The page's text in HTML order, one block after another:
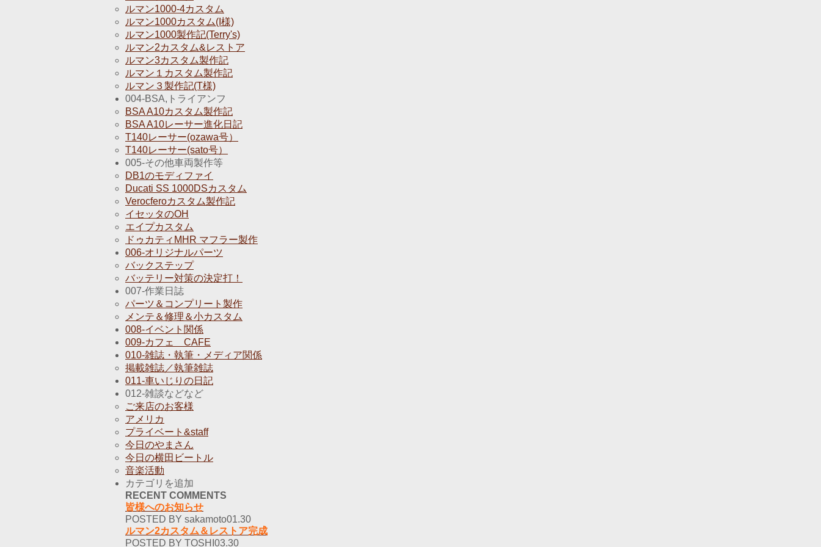
ルマン1000-4カスタム
ルマン1000カスタム(I様)
ルマン1000製作記(Terry's)
ルマン2カスタム&レストア
ルマン3カスタム製作記
ルマン１カスタム製作記
ルマン３製作記(T様)
004-BSA,トライアンフ
BSA A10カスタム製作記
BSA A10レーサー進化日記
T140レーサー(ozawa号）
T140レーサー(sato号）
005-その他車両製作等
DB1のモディファイ
Ducati SS 1000DSカスタム
Verocferoカスタム製作記
イセッタのOH
エイプカスタム
ドゥカティMHR マフラー製作
006-オリジナルパーツ
バックステップ
バッテリー対策の決定打！
007-作業日誌
パーツ＆コンプリート製作
メンテ＆修理＆小カスタム
008-イベント関係
009-カフェ CAFE
010-雑誌・執筆・メディア関係
掲載雑誌／執筆雑誌
011-車いじりの日記
012-雑談などなど
ご来店のお客様
アメリカ
プライベート&staff
今日のやまさん
今日の横田ビートル
音楽活動
カテゴリを追加
RECENT COMMENTS
皆様へのお知らせ
POSTED BY sakamoto01.30
ルマン2カスタム＆レストア完成
POSTED BY TOSHI03.30